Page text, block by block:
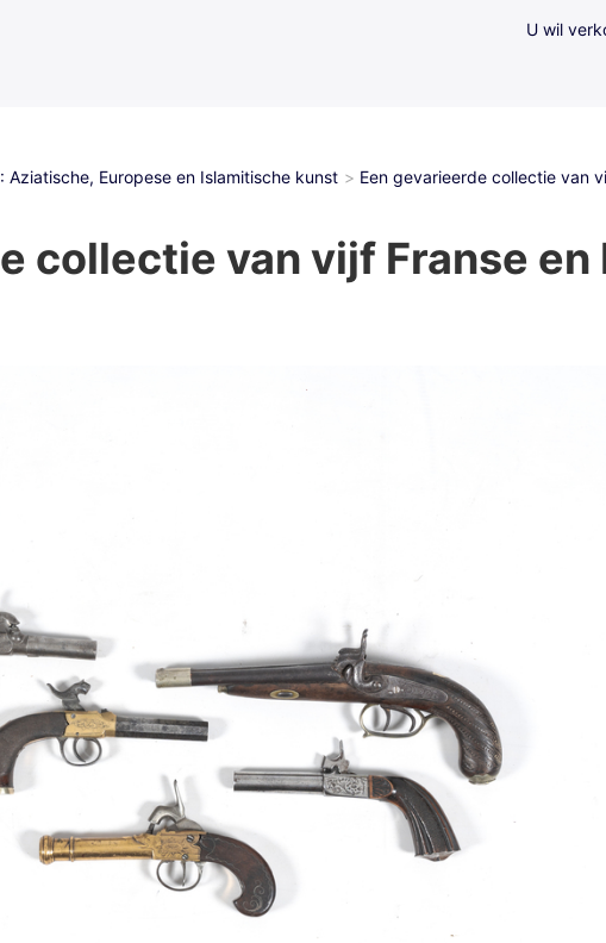
U wil
Aziatische, Europese en Islamitische kunst Een gevarieerde collectie van
collectie van vijf Franse